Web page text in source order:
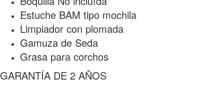
Estuche BAM tipo mochila
Limpiador con plomada
Gamuza de Seda
Grasa para corchos
GARANTÍA DE 2 AÑOS